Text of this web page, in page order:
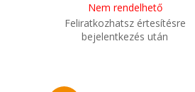
Nem rendelhető
Feliratkozhatsz értesítésre
bejelentkezés után